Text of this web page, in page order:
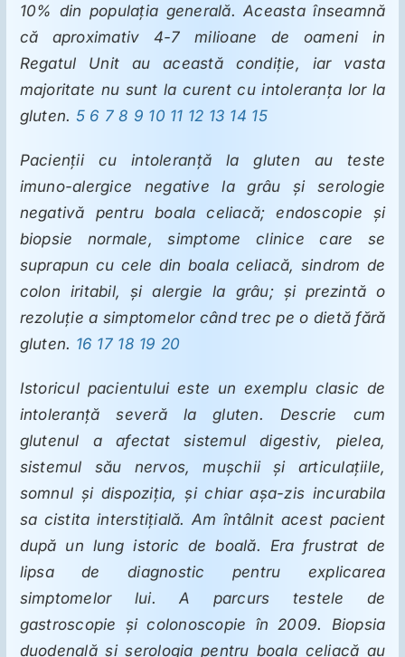
10% din populaţia generală. Aceasta înseamnă
că aproximativ 4-7 milioane de oameni in
Regatul Unit au această condiţie, iar vasta
majoritate nu sunt la curent cu intoleranţa lor la
gluten. 5 6 7 8 9 10 11 12 13 14 15
Pacienţii cu intoleranţă la gluten au teste
imuno-alergice negative la grâu şi serologie
negativă pentru boala celiacă; endoscopie şi
biopsie normale, simptome clinice care se
suprapun cu cele din boala celiacă, sindrom de
colon iritabil, şi alergie la grâu; şi prezintă o
rezoluţie a simptomelor când trec pe o dietă fără
gluten. 16 17 18 19 20
Istoricul pacientului este un exemplu clasic de
intoleranţă severă la gluten. Descrie cum
glutenul a afectat sistemul digestiv, pielea,
sistemul său nervos, muşchii şi articulaţiile,
somnul şi dispoziţia, şi chiar aşa-zis incurabila
sa cistita interstiţială. Am întâlnit acest pacient
după un lung istoric de boală. Era frustrat de
lipsa de diagnostic pentru explicarea
simptomelor lui. A parcurs testele de
gastroscopie şi colonoscopie în 2009. Biopsia
duodenală şi serologia pentru boala celiacă au